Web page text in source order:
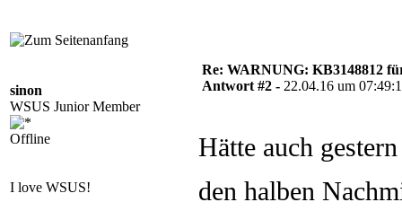
sinon
WSUS Junior Member
Offline
I love WSUS!
Re: WARNUNG: KB3148812
Antwort #2 - 22.04.16 um
Hätte auch
den halben